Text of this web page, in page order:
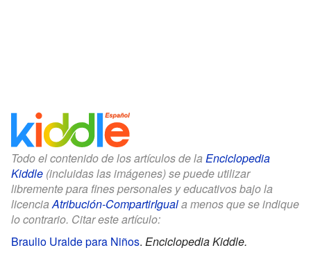
Todo el contenido de los artículos de la Enciclopedia
Kiddle (incluidas las imágenes) se puede utilizar
libremente para fines personales y educativos bajo la
licenciaAtribución-CompartirIguala menos que se indique
lo contrario. Citar este artículo:
Braulio Uralde para Niños. Enciclopedia Kiddle.